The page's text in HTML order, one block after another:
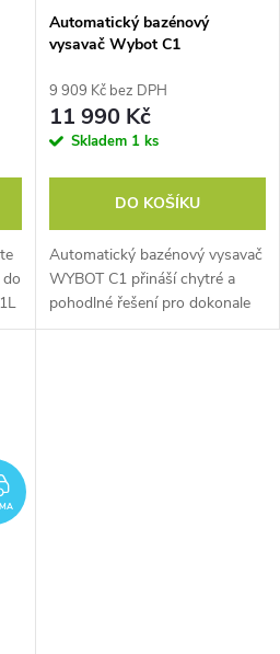
Automatický bazénový
vysavač Wybot C1
9 909 Kč bez DPH
11 990 Kč
Skladem 1 ks
DO KOŠÍKU
Automatický bazénový vysavač
WYBOT C1 přináší chytré a
pohodlné řešení pro dokonale
čistý bazén bez námahy. Díky
ZDARMA